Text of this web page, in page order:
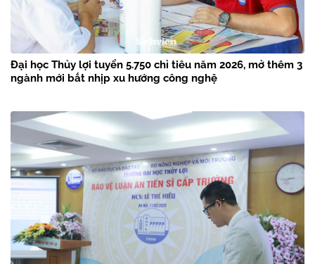
Đại học Thủy lợi tuyển 5.750 chỉ tiêu năm 2026, mở thêm 3
ngành mới bắt nhịp xu hướng công nghệ